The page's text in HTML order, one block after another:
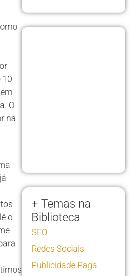
10
O
na
o
+ Temas na
Biblioteca
SEO
Redes Sociais
Publicidade Paga